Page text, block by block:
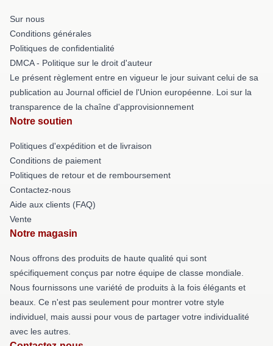
Sur nous
Conditions générales
Politiques de confidentialité
DMCA - Politique sur le droit d'auteur
Le présent règlement entre en vigueur le jour suivant celui de sa
publication au Journal officiel de l'Union européenne. Loi sur la
transparence de la chaîne d'approvisionnement
Notre soutien
Politiques d'expédition et de livraison
Conditions de paiement
Politiques de retour et de remboursement
Contactez-nous
Aide aux clients (FAQ)
Vente
Notre magasin
Nous offrons des produits de haute qualité qui sont
spécifiquement conçus par notre équipe de classe mondiale.
Nous fournissons une variété de produits à la fois élégants et
beaux. Ce n'est pas seulement pour montrer votre style
individuel, mais aussi pour vous de partager votre individualité
avec les autres.